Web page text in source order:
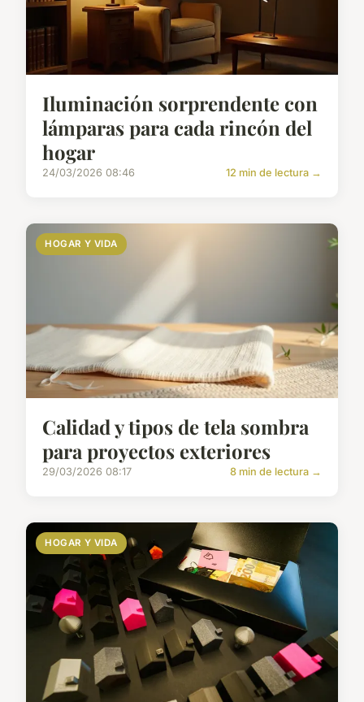
Iluminación sorprendente con
lámparas para cada rincón del
hogar
24/03/2026 08:46 12 min de lectura →
HOGAR Y VIDA
Calidad y tipos de tela sombra
para proyectos exteriores
29/03/2026 08:17 8 min de lectura →
HOGAR Y VIDA